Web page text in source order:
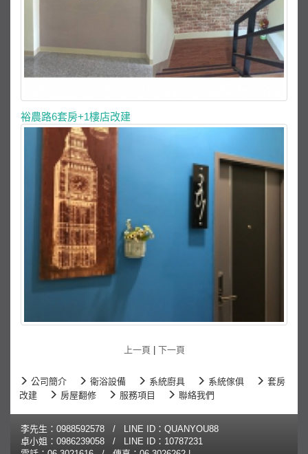
裕農路6套房+1樓店改建
上一頁 下一頁
公司簡介 衛浴設備 系統廚具 系統傢俱
套房
改建
房屋翻修 服務項目 聯絡我們
李先生： 0988592578 / LINE ID：QUANYOU88
卓小姐： 0986239058 / LINE ID：10787231